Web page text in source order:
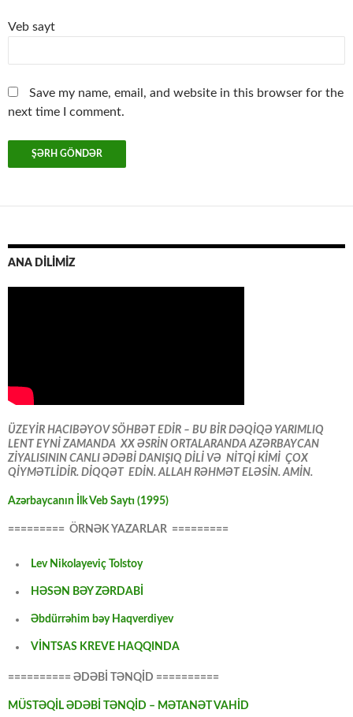
Veb sayt
Save my name, email, and website in this browser for the
next time I comment.
ANA DİLİMİZ
ÜZEYİR HACIBƏYOV SÖHBƏT EDİR – BU BİR DƏQİQƏ YARIMLIQ
LENT EYNİ ZAMANDA XX ƏSRİN ORTALARANDA AZƏRBAYCAN
ZİYALISININ CANLI ƏDƏBİ DANIŞIQ DİLİ VƏ NİTQİ KİMİ ÇOX
QİYMƏTLİDİR. DİQQƏT EDİN. ALLAH RƏHMƏT ELƏSİN. AMİN.
Azərbaycanın İlk Veb Saytı (1995)
========= ÖRNƏK YAZARLAR =========
Lev Nikolayeviç Tolstoy
HƏSƏN BƏY ZƏRDABİ
Əbdürrəhim bəy Haqverdiyev
VİNTSAS KREVE HAQQINDA
========== ƏDƏBİ TƏNQİD ==========
MÜSTƏQİL ƏDƏBİ TƏNQİD – MƏTANƏT VAHİD